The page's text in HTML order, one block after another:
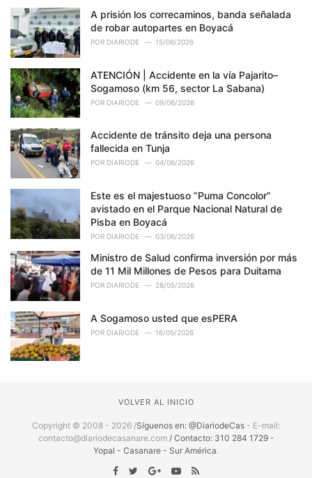
s
:
A prisión los correcaminos, banda señalada
de robar autopartes en Boyacá
POR DIARIODE 15/06/2026
ATENCIÓN | Accidente en la vía Pajarito–
Sogamoso (km 56, sector La Sabana)
POR DIARIODE 09/06/2026
Accidente de tránsito deja una persona
fallecida en Tunja
POR DIARIODE 04/06/2026
Este es el majestuoso “Puma Concolor”
avistado en el Parque Nacional Natural de
Pisba en Boyacá
POR DIARIODE 03/06/2026
Ministro de Salud confirma inversión por más
de 11 Mil Millones de Pesos para Duitama
POR DIARIODE 28/05/2026
A Sogamoso usted que esPERA
POR DIARIODE 16/05/2026
VOLVER AL INICIO
Copyright © 2008 - 2026 /Síguenos en: @DiariodeCas - E-mail:
contacto@diariodecasanare.com / Contacto: 310 284 1729 -
Yopal - Casanare - Sur América.